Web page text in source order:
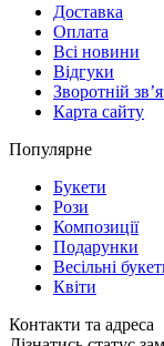
Доставка
Оплата
Всі новини
Відгуки
Зворотній
Карта сайту
Популярне
Букети
Рози
Композиції
Подарунки
Весільні
Квіти
Контакти та адреса